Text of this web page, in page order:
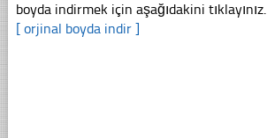
boyda indirmek için aşağıdakini tıklayınız.
[ orjinal boyda indir ]